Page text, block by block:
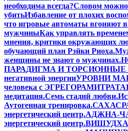
необходима всегда?Словом
убитьИзбавление от плохих
что игровые автоматы вгоняют в
мужчиныКак управлять
мнения, критики окружающих
обучающий план Рэйки Риоха.
женщины не знают о мужчинах.
ПАРАДИГМА И ТОРСИОННЫЕ
негативной энергииУРОВНИ
человека с ЭГРЕГОРАМИ
медитация.Семь стадий любви.
Аутогенная тренировка.
энергетический центр.АДЖНА-
энергетический центр.